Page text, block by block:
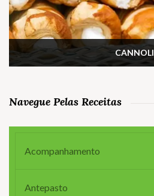
CANNOLI
Navegue Pelas Receitas
Acompanhamento
Antepasto